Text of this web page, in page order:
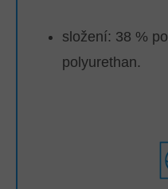
složení: 38 %
polyurethan.